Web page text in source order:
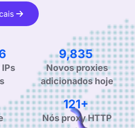
15,286
Novos proxies
adicionados hoje
190+
Nós proxy HTTP